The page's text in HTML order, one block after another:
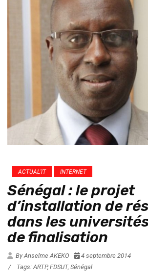
ACTUAL’IT INTERNET
Sénégal : le projet
d’installation de
dans les
de finalisation
By Anselme AKEKO
4 septembre 2014
/
Tags: ARTP, FDSUT, Sénégal